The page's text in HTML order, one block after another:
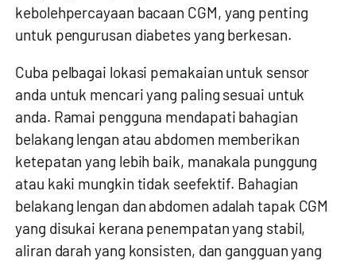
kebolehpercayaan bacaan CGM, yang penting
untuk pengurusan diabetes yang berkesan.
Cuba pelbagai lokasi pemakaian untuk sensor
anda untuk mencari yang paling sesuai untuk
anda. Ramai pengguna mendapati bahagian
belakang lengan atau abdomen memberikan
ketepatan yang lebih baik, manakala punggung
atau kaki mungkin tidak seefektif. Bahagian
belakang lengan dan abdomen adalah tapak CGM
yang disukai kerana penempatan yang stabil,
aliran darah yang konsisten, dan gangguan yang